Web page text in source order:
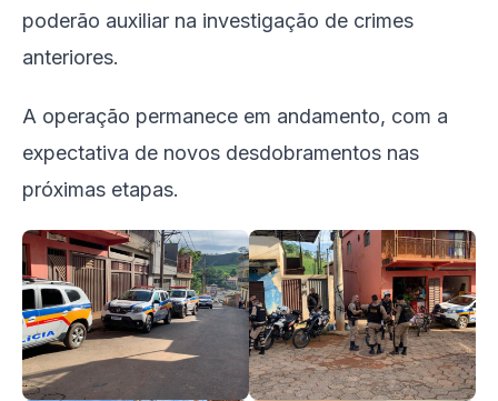
poderão auxiliar na investigação de crimes
anteriores.
A operação permanece em andamento, com a
expectativa de novos desdobramentos nas
próximas etapas.